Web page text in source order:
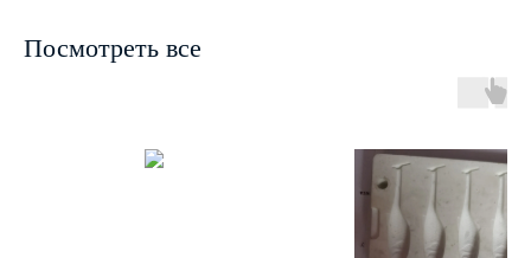
Посмотреть все